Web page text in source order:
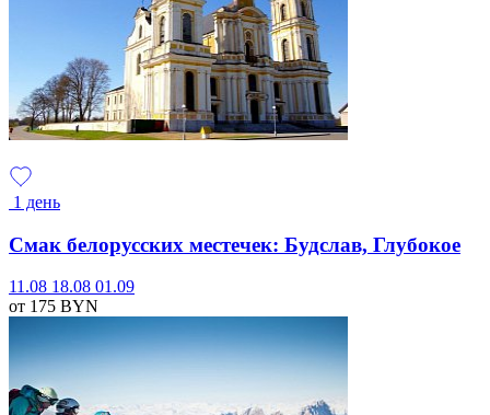
1 день
Смак белорусских местечек: Будслав, Глубокое
11.08 18.08 01.09
от 175 BYN